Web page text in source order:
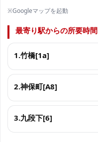
※Googleマップを起動
最寄り駅からの所要時間
1.竹橋[1a]
2.神保町[A8]
3.九段下[6]